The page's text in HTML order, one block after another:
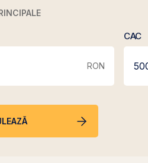
RON
CAC